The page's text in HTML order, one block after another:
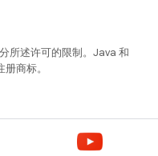
所述许可的限制。Java 和
商标。